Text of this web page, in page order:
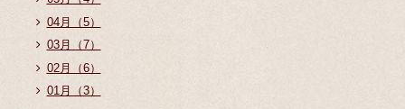
04月（5）
03月（7）
02月（6）
01月（3）